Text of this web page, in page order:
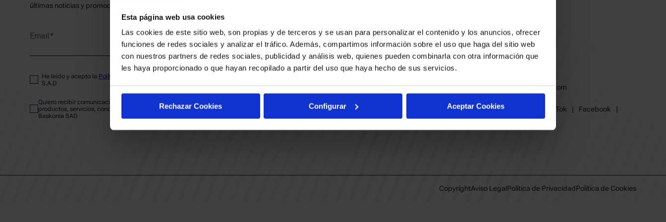
Esta página web usa cookies
Las cookies de este sitio web, son propias y de terceros y se usan para personalizar el contenido y los anuncios, ofrecer
funciones de redes sociales y analizar el tráfico. Además, compartimos información sobre el uso que haga del sitio web
con nuestros partners de redes sociales, publicidad y análisis web, quienes pueden combinarla con otra información que
les haya proporcionado o que hayan recopilado a partir del uso que haya hecho de sus servicios.
Rechazar Cookies Configurar Aceptar Cookies
PLANTILLA
ENTRADAS
ABONADOS
CALENDARIO
CLUB
últimas noticias y promociones del club.
Email
He leído y acepto la Política de privacidad
S.A.D
Quiero recibir comunicaciones electrónicas sobre las actividades,
productos, servicios, concursos, ofertas y/o promociones del SASKI
Baskonia SAD
BAKH
FUNDACIÓN BASKONIA-ALAVÉS
01013 Vitoria-Gasteiz
baskonia@baskonia.com
Instagram
TikTok | Facebook
|
Youtube
| Linkedin
CopyrightAviso LegalPolítica de PrivacidadPolítica de Cookies